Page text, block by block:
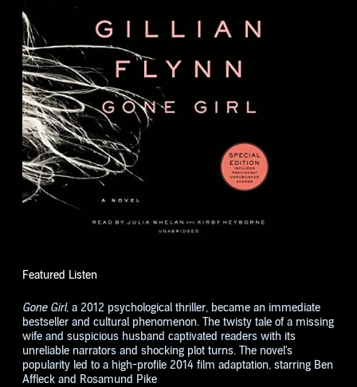
Featured Listen
Gone Girl, a 2012 psychological thriller, became an immediate
bestseller and cultural phenomenon. The twisty tale of a missing
wife and suspicious husband captivated readers with its
unreliable narrators and shocking plot turns. The novel's
popularity led to a high-profile 2014 film adaptation, starring Ben
Affleck and Rosamund Pike